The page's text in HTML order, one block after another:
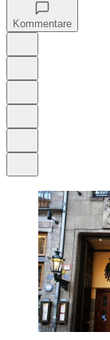
Kommentare